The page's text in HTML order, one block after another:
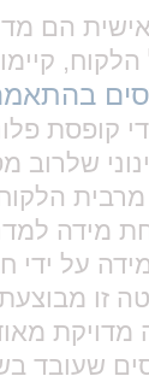
הם
קופסת
שלרוב
מידה
על ידי
זו
מדויקת
שעובד